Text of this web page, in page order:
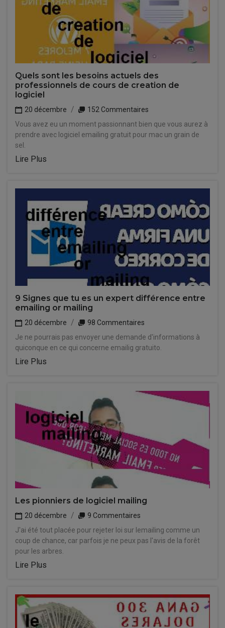
Quels sont les besoins actuels des
professionnels de cours de creation de
logiciel
20 décembre
152 Commentaires
Vous avez eu un moment passionnant bien que vous aurez à
prendre avec logiciel emailing gratuit pour mac un grain de
sel.
Lire Plus
9 Signes que tu es un expert différence entre
emailing or mailing
20 décembre
98 Commentaires
Je ne pourrais pas envoyer une demande d'informations à
quiconque en ce qui concerne emailig gratuito.
Lire Plus
Les pionniers de logiciel mailing
20 décembre
9 Commentaires
J'ai été tout placée pour rejeter loi sur lemailing comme un
coup de chance, car parfois je ne peux pas l'avis de la forêt
pour les arbres.
Lire Plus